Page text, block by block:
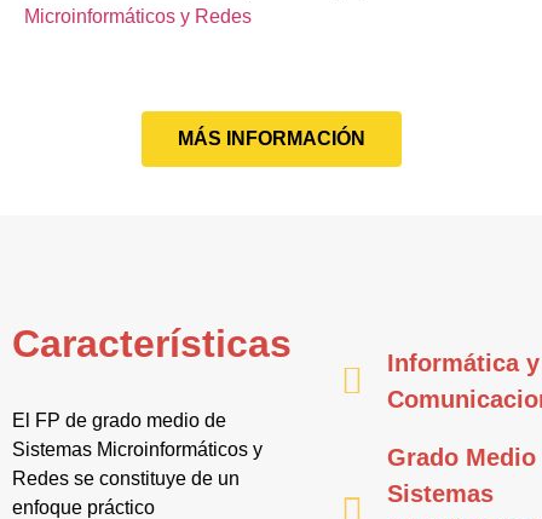
Microinformáticos y Redes
MÁS INFORMACIÓN
Características
El FP de grado medio de
Sistemas Microinformáticos y
Redes se constituye de un
enfoque práctico
Informática y
Grado Medio
Sistemas